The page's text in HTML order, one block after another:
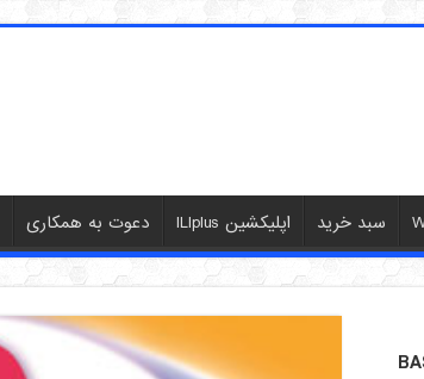
سبد خرید اپلیکشین ILIplus دعوت به همکاری